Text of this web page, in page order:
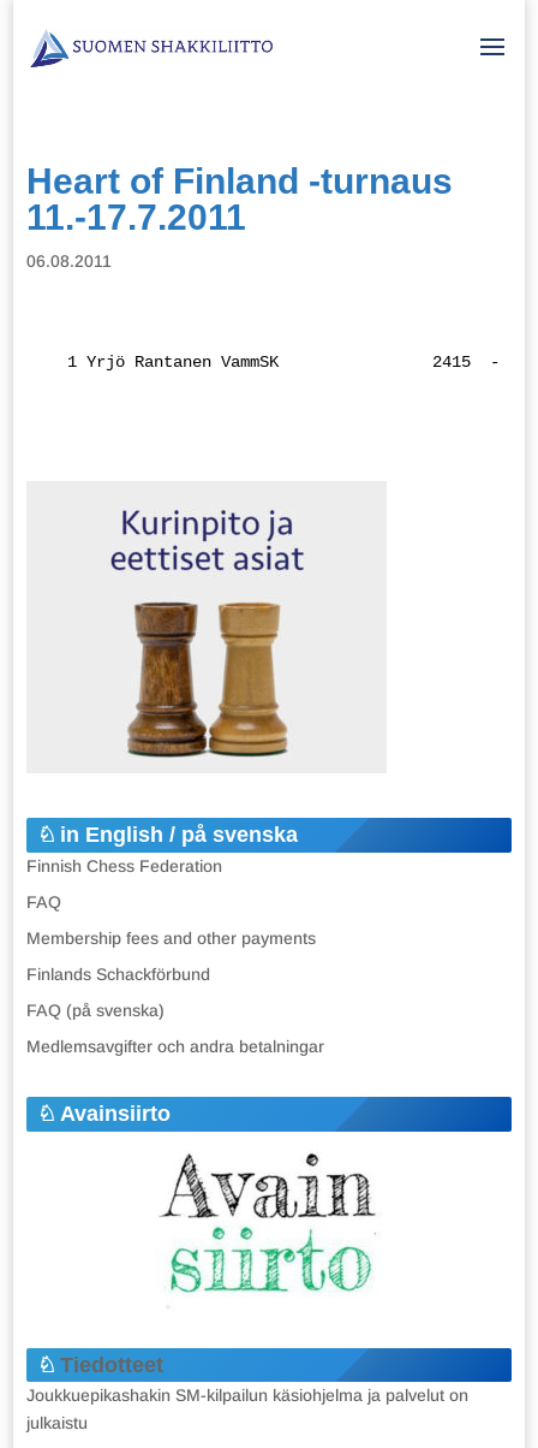
Heart of Finland -turnaus
11.-17.7.2011
06.08.2011
1 Yrjö Rantanen VammSK
in English / på svenska
Finnish Chess Federation
FAQ
Membership fees and other payments
Finlands Schackförbund
FAQ (på svenska)
Medlemsavgifter och andra betalningar
Avainsiirto
Tiedotteet
Joukkuepikashakin SM-kilpailun käsiohjelma ja palvelut on
julkaistu